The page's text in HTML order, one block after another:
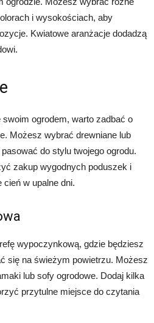
i wysokościach, aby
Kwiatowe aranżacje dodadzą
ogrodem, warto zadbać o
Możesz wybrać drewniane lub
do stylu twojego ogrodu.
zakup wygodnych poduszek i
cień w upalne dni.
wypoczynkową, gdzie będziesz
się na świeżym powietrzu. Możesz
lub sofy ogrodowe. Dodaj kilka
przytulne miejsce do czytania